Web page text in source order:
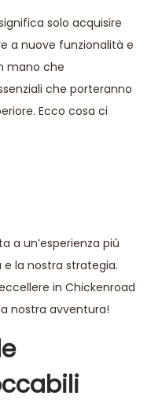
solo acquisire
a nuove funzionalità e
mano che
che porteranno
Ecco cosa ci
a un’esperienza più
la nostra strategia.
in Chickenroad
nostra avventura!